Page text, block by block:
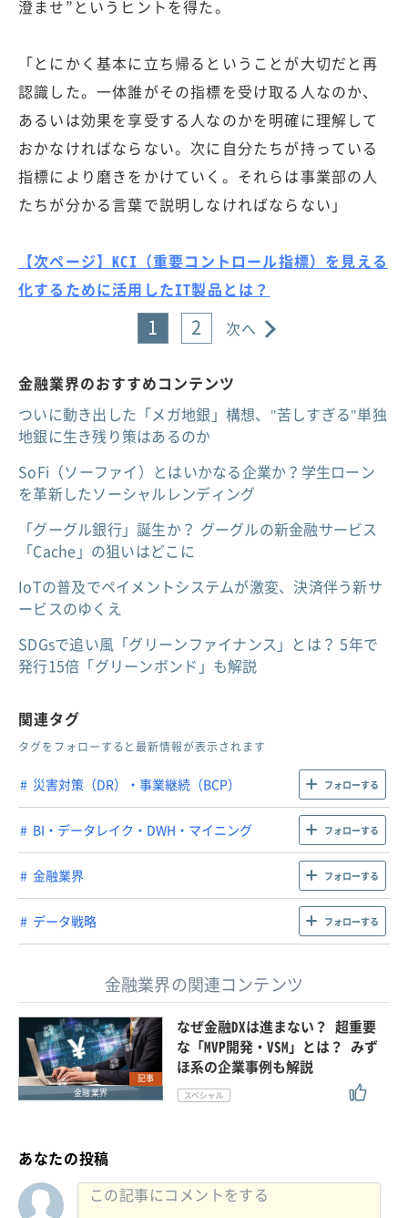
澄ませ”というヒントを得た。
「とにかく基本に立ち帰るということが大切だと再
認識した。一体誰がその指標を受け取る人なのか、
あるいは効果を享受する人なのかを明確に理解して
おかなければならない。次に自分たちが持っている
指標により磨きをかけていく。それらは事業部の人
たちが分かる言葉で説明しなければならない」
【次ページ】KCI（重要コントロール指標）を見える
化するために活用したIT製品とは？
1 2 次へ
金融業界のおすすめコンテンツ
ついに動き出した「メガ地銀」構想、"苦しすぎる"単独
地銀に生き残り策はあるのか
SoFi（ソーファイ）とはいかなる企業か？学生ローン
を革新したソーシャルレンディング
「グーグル銀行」誕生か？ グーグルの新金融サービス
「Cache」の狙いはどこに
IoTの普及でペイメントシステムが激変、決済伴う新サ
ービスのゆくえ
SDGsで追い風「グリーンファイナンス」とは？ 5年で
発行15倍「グリーンボンド」も解説
関連タグ
タグをフォローすると最新情報が表示されます
災害対策（DR）・事業継続（BCP） フォローする
BI・データレイク・DWH・マイニング フォローする
金融業界 フォローする
データ戦略 フォローする
金融業界の関連コンテンツ
記事
金融業界
なぜ金融DXは進まない？ 超重要
な「MVP開発・VSM」とは？ みず
ほ系の企業事例も解説
あなたの投稿